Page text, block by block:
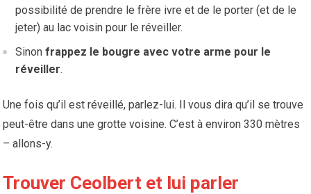
possibilité de prendre le frère ivre et de le porter (et de le
jeter) au lac voisin pour le réveiller.
Sinonfrappez le bougre avec votre arme pour le
réveiller.
Une fois qu’il est réveillé, parlez-lui. Il vous dira qu’il se trouve
peut-être dans une grotte voisine. C’est à environ 330 mètres
– allons-y.
Trouver Ceolbert et lui parler